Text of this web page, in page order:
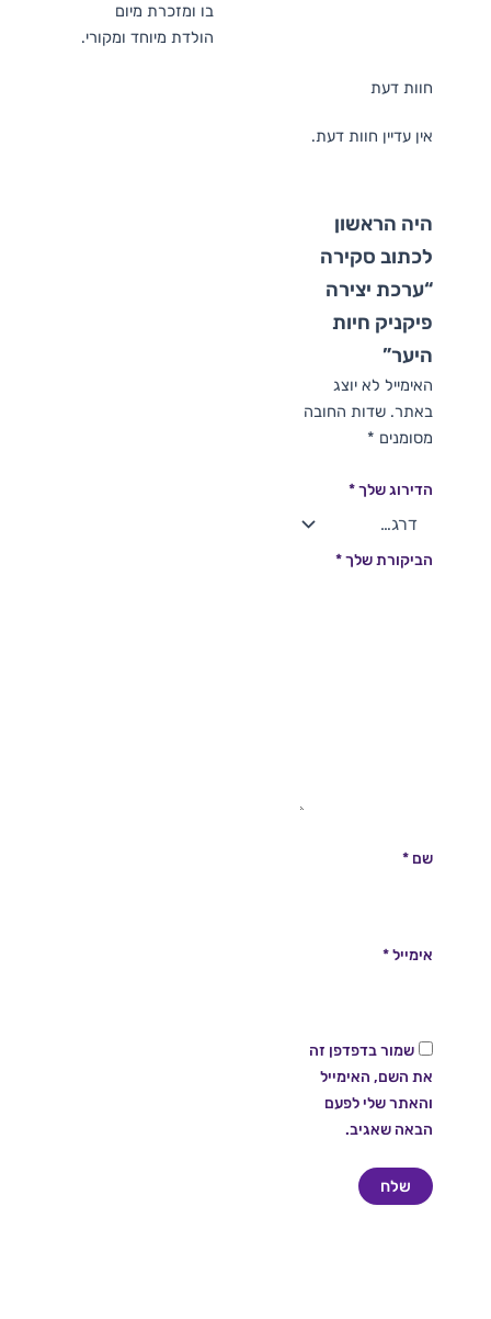
בו ומזכרת מיום
הולדת מיוחד ומקורי.
חוות דעת
אין עדיין חוות דעת.
היה הראשון
לכתוב סקירה
“ערכת יצירה
פיקניק חיות
היער”
האימייל לא יוצג
באתר. שדות החובה
מסומנים *
הדירוג שלך*
הביקורת שלך*
שם *
אימייל*
שמור בדפדפן זה
את השם, האימייל
והאתר שלי לפעם
הבאה שאגיב.